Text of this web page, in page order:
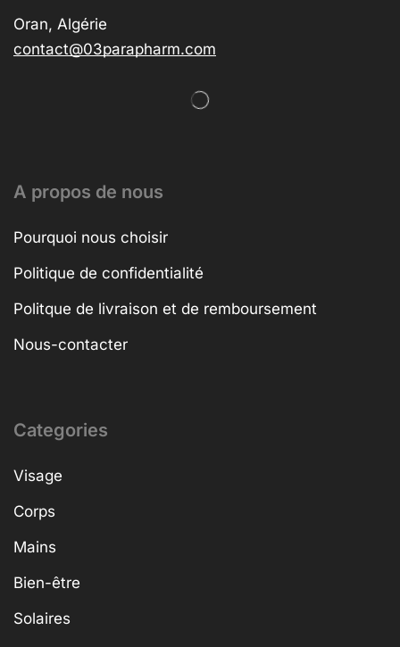
Oran, Algérie
contact@03parapharm.com
A propos de nous
Pourquoi nous choisir
Politique de confidentialité
Politque de livraison et de remboursement
Nous-contacter
Categories
Visage
Corps
Mains
Bien-être
Solaires